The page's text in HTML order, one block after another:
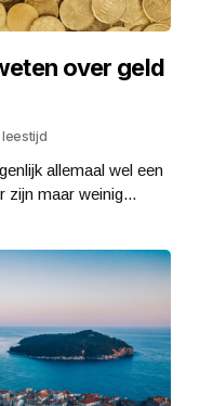
over geld
leestijd
allemaal wel een
zijn maar weinig...